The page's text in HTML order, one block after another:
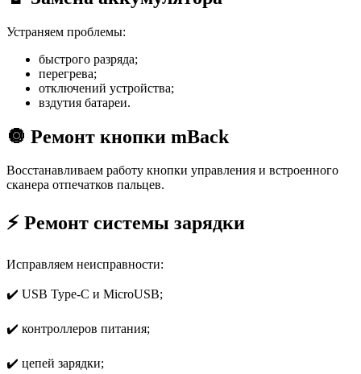
Устраняем проблемы:
быстрого разряда;
перегрева;
отключений устройства;
вздутия батареи.
🔘 Ремонт кнопки mBack
Восстанавливаем работу кнопки управления и встроенного
сканера отпечатков пальцев.
⚡ Ремонт системы зарядки
Исправляем неисправности:
✔️ USB Type-C и MicroUSB;
✔️ контроллеров питания;
✔️ цепей зарядки;